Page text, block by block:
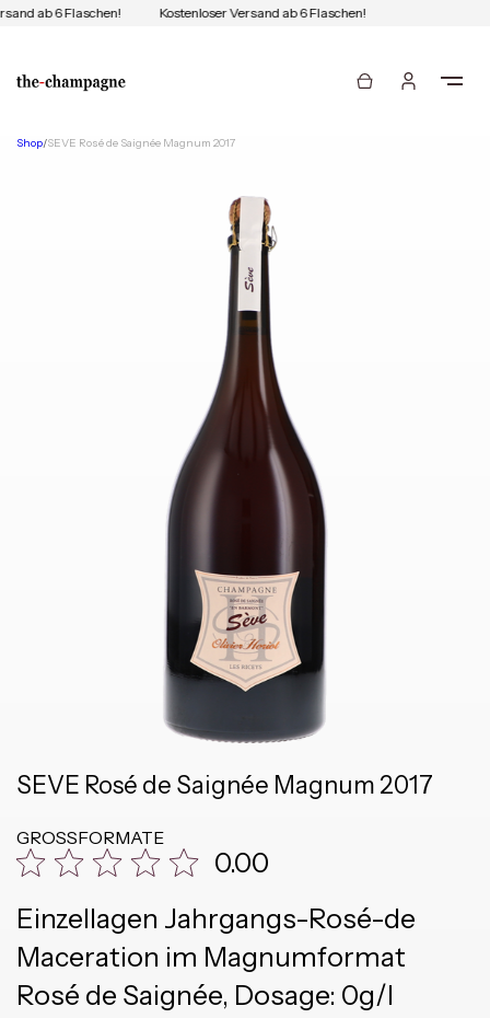
ab 6 Flaschen! Kostenloser Versand ab 6 Flaschen!
Shop/SEVE Rosé de Saignée Magnum 2017
SEVE Rosé de Saignée Magnum 2017
GROSSFORMATE
0.00
Einzellagen Jahrgangs-Rosé-de
Maceration im Magnumformat
Rosé de Saignée, Dosage: 0g/l